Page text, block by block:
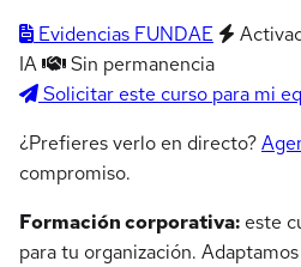
Evidencias FUNDAE
IA
Sin permanencia
Solicitar este curso para mi
¿Prefieres verlo en directo?
compromiso.
Formación corporativa: este
para tu organización.